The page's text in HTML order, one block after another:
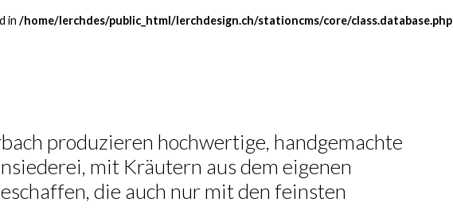
in /home/lerchdes/public_html/lerchdesign.ch/stationcms/core/class.database.php
produzieren hochwertige, handgemachte
mit Kräutern aus dem eigenen
die auch nur mit den feinsten